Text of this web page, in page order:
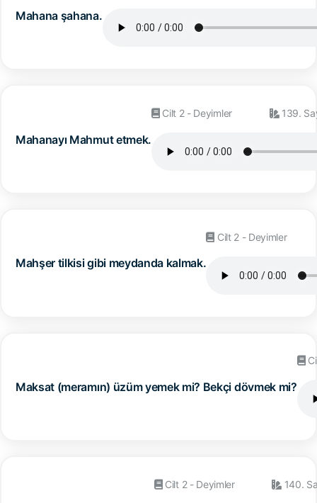
Mahana şahana.
Mahanayı Mahmut etmek.
Cilt 2 - Deyimler 139.
Mahşer tilkisi gibi meydanda kalmak.
Cilt 2 - Deyimler
Maksat (meramın) üzüm yemek mi? Bekçi dövmek mi?
Cilt 2 - Deyimler 140.